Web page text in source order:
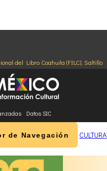
del Libro Coahuila (FILC), Saltillo
Datos SIC
de Navegación CULTURA